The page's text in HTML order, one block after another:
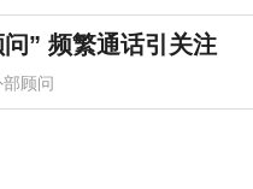
” 频繁通话引关注
顾问